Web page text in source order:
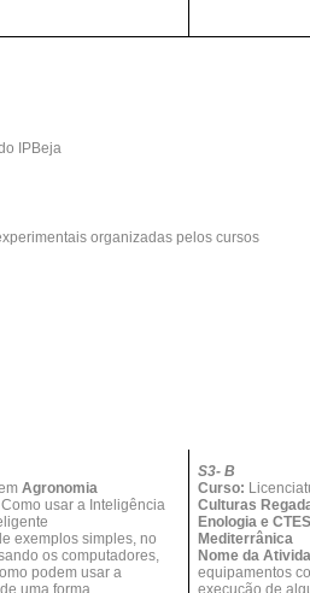
IPBeja
organizadas pelos cursos
Agronomia
Como usar a Inteligência
exemplos simples, no
os computadores,
podem usar a
uma forma
S3- B
Curso:
Culturas
Enologia e
Mediterrânica
Nome da
equipamentos
execução de